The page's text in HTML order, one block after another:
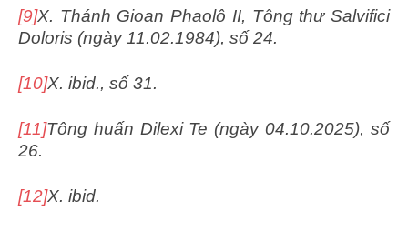
[9]X. Thánh Gioan Phaolô II, Tông thư Salvifici
Doloris (ngày 11.02.1984), số 24.
[10]X. ibid., số 31.
[11]Tông huấn Dilexi Te (ngày 04.10.2025), số
26.
[12]X. ibid.